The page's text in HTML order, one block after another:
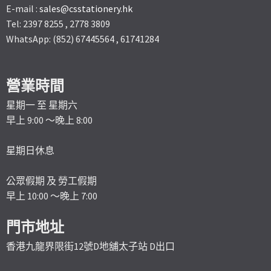
E-mail : sales@csstationery.hk
Tel: 2397 8255 , 2778 3809
WhatsApp: (852) 67445564 , 61741284
營業時間
星期一 至 星期六
早上 9:00 ～晚上 8:00
星期日休息
公眾假期 及 勞工假期
早上 10:00 ～晚上 7:00
門市地址
香港九龍界限街12號D地舖太子站 D出口